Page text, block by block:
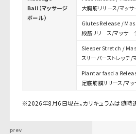
Ball（マッサージ
ボール）
大胸筋リリース/マッ
Glutes Release /
殿筋リリース/マッサ
Sleeper Stretch /
スリーパーストレッチ
Plantar fascia
足底筋膜リリース/マ
※2026年8月6日現在。カリキュラムは随時追
prev